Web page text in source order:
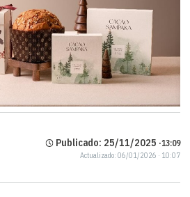
Publicado: 25/11/2025 ·13:09
Actualizado: 06/01/2026 · 10:07